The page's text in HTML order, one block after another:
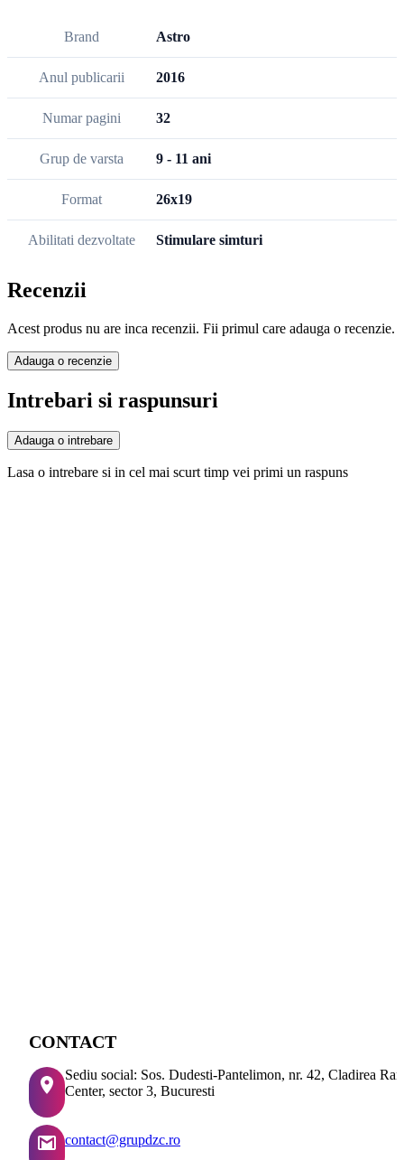
Brand Astro
Anul publicarii 2016
Numar pagini 32
Grup de varsta 9 - 11 ani
Format 26x19
Abilitati dezvoltate Stimulare simturi
Recenzii
Acest produs nu are inca recenzii. Fii primul care adauga o recenzie.
Adauga o recenzie
Intrebari si raspunsuri
Adauga o intrebare
Lasa o intrebare si in cel mai scurt timp vei primi un raspuns
CONTACT
Sediu social: Sos. Dudesti-Pantelimon, nr. 42, Cladirea
Center, sector 3, Bucuresti
contact@grupdzc.ro